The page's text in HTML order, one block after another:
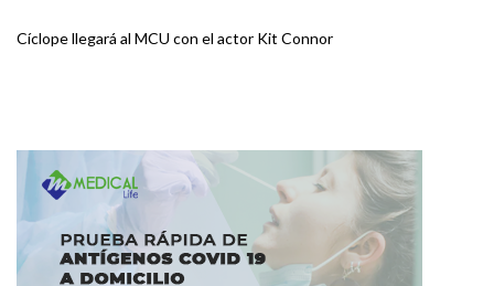
Cíclope llegará al MCU con el actor Kit Connor